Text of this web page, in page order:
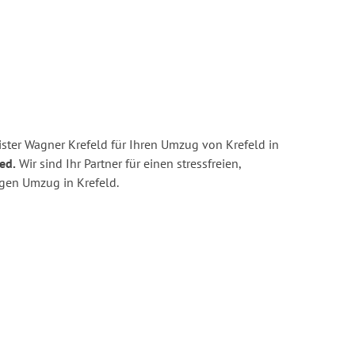
Wagner Krefeld für Ihren Umzug von Krefeld in
Wir sind Ihr Partner für einen stressfreien,
Umzug in Krefeld.